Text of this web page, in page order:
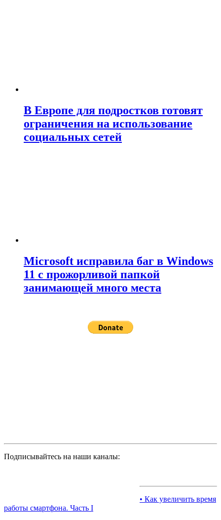
В Европе для подростков готовят
ограничения на использование
социальных сетей
Microsoft исправила баг в Windows
11 с прожорливой папкой
занимающей много места
Подписывайтесь на наши каналы:
• Как увеличить время
работы смартфона. Часть I